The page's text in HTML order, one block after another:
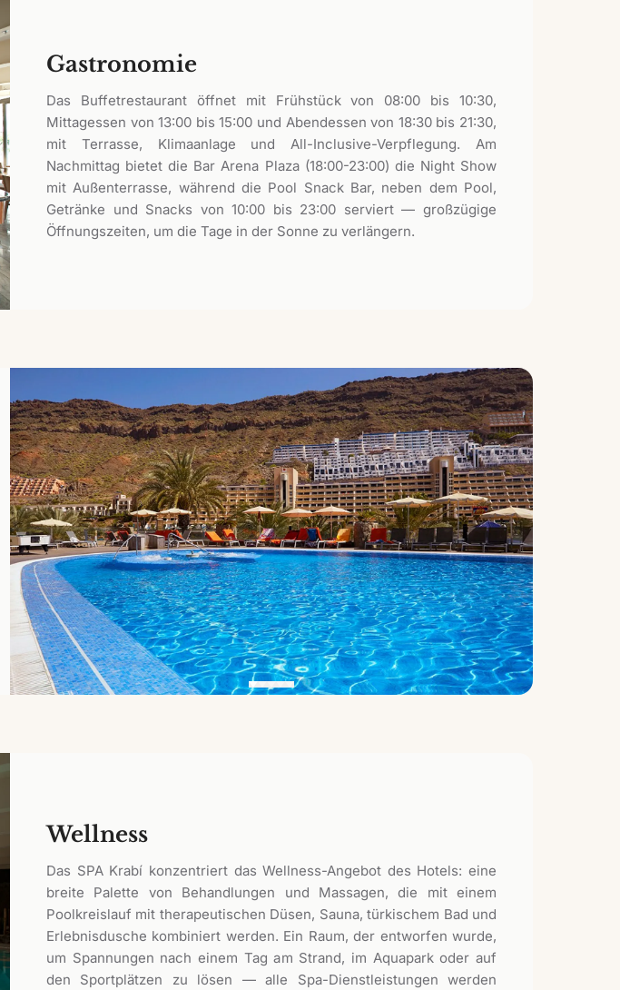
Gastronomie
Das Buffetrestaurant öffnet mit Frühstück von 08:00 bis 10:30,
Mittagessen von 13:00 bis 15:00 und Abendessen von 18:30 bis 21:30,
mit Terrasse, Klimaanlage und All-Inclusive-Verpflegung. Am
Nachmittag bietet die Bar Arena Plaza (18:00-23:00) die Night Show
mit Außenterrasse, während die Pool Snack Bar, neben dem Pool,
Getränke und Snacks von 10:00 bis 23:00 serviert — großzügige
Öffnungszeiten, um die Tage in der Sonne zu verlängern.
Wellness
Das SPA Krabí konzentriert das Wellness-Angebot des Hotels: eine
breite Palette von Behandlungen und Massagen, die mit einem
Poolkreislauf mit therapeutischen Düsen, Sauna, türkischem Bad und
Erlebnisdusche kombiniert werden. Ein Raum, der entworfen wurde,
um Spannungen nach einem Tag am Strand, im Aquapark oder auf
den Sportplätzen zu lösen — alle Spa-Dienstleistungen werden